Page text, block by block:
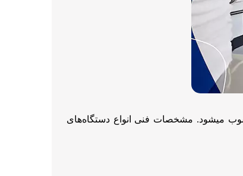
میشود. مشخصات فنی انواع دستگاه‌های